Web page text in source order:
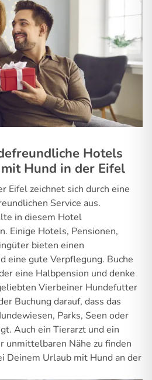
Hotels
Hund in der Eifel
Eifel zeichnet sich durch eine
Service aus.
in diesem Hotel
Einige Hotels, Pensionen,
bieten einen
eine gute Verpflegung. Buche
eine Halbpension und denke
Vierbeiner Hundefutter
Buchung darauf, dass das
Parks, Seen oder
Auch ein Tierarzt und ein
unmittelbaren Nähe zu finden
Deinem Urlaub mit Hund an der